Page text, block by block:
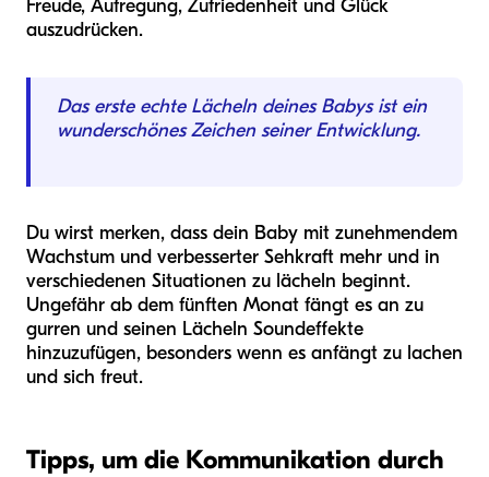
Freude, Aufregung, Zufriedenheit und Glück
auszudrücken.
Das erste echte Lächeln deines Babys ist ein
wunderschönes Zeichen seiner Entwicklung.
Du wirst merken, dass dein Baby mit zunehmendem
Wachstum und verbesserter Sehkraft mehr und in
verschiedenen Situationen zu lächeln beginnt.
Ungefähr ab dem fünften Monat fängt es an zu
gurren und seinen Lächeln Soundeffekte
hinzuzufügen, besonders wenn es anfängt zu lachen
und sich freut.
Tipps, um die Kommunikation durch